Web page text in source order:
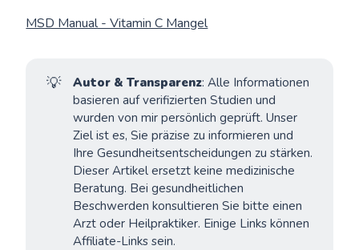
MSD Manual - Vitamin C Mangel
💡 Autor & Transparenz: Alle Informationen
basieren auf verifizierten Studien und
wurden von mir persönlich geprüft. Unser
Ziel ist es, Sie präzise zu informieren und
Ihre Gesundheitsentscheidungen zu stärken.
Dieser Artikel ersetzt keine medizinische
Beratung. Bei gesundheitlichen
Beschwerden konsultieren Sie bitte einen
Arzt oder Heilpraktiker. Einige Links können
Affiliate-Links sein.